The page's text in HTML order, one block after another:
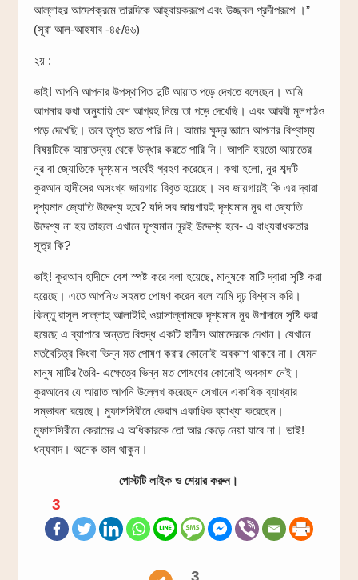
আল্লাহর আদেশক্রমে তারদিকে আহ্বায়করূপে এবং উজ্জ্বল প্রদীপরূপে ।”
(সূরা আল-আহযাব -৪৫/৪৬)
২য় :
ভাই! আপনি আপনার উপস্থাপিত দুটি আয়াত পড়ে দেখতে বলেছেন। আমি
আপনার কথা অনুযায়ি বেশ আগ্রহ নিয়ে তা পড়ে দেখেছি। এবং আরবী মূলপাঠও
পড়ে দেখেছি। তবে তৃপ্ত হতে পারি নি। আমার ক্ষুদ্র জ্ঞানে আপনার বিশ্বাস্য
বিষয়টিকে আয়াতদ্বয় থেকে উদ্ধার করতে পারি নি। আপনি হয়তো আয়াতের
নূর বা জ্যোতিকে দৃশ্যমান অর্থেই গ্রহণ করেছেন। কথা হলো, নূর শব্দটি
কুরআন হাদীসের অসংখ্য জায়গায় বিবৃত হয়েছে। সব জায়গায়ই কি এর দ্বারা
দৃশ্যমান জ্যোতি উদ্দেশ্য হবে? যদি সব জায়গায়ই দৃশ্যমান নূর বা জ্যোতি
উদ্দেশ্য না হয় তাহলে এখানে দৃশ্যমান নূরই উদ্দেশ্য হবে- এ বাধ্যবাধকতার
সূত্র কি?
ভাই‍! কুরআন হাদীসে বেশ স্পষ্ট করে বলা হয়েছে, মানুষকে মাটি দ্বারা সৃষ্টি করা
হয়েছে। এতে আপনিও সহমত পোষণ করেন বলে আমি দৃঢ় বিশ্বাস করি।
কিন্তু রাসূল সাল্লাহু আলাইহি ওয়াসাল্লামকে দৃশ্যমান নূর উপাদানে সৃষ্টি করা
হয়েছে এ ব্যাপারে অন্তত বিশুদ্ধ একটি হাদীস আমাদেরকে দেখান। যেখানে
মতবৈচিত্র কিংবা ভিন্ন মত পোষণ করার কোনোই অবকাশ থাকবে না। যেমন
মানুষ মাটির তৈরি- এক্ষেত্রে ভিন্ন মত পোষণের কোনোই অবকাশ নেই।
কুরআনের যে আয়াত আপনি উল্লেখ করেছেন সেখানে একাধিক ব্যাখ্যার
সম্ভাবনা রয়েছে। মুফাসসিরীনে কেরাম একাধিক ব্যাখ্যা করেছেন।
মুফাসসিরীনে কেরামের এ অধিকারকে তো আর কেড়ে নেয়া যাবে না। ভাই!
ধন্যবাদ। অনেক ভাল থাকুন।
পোস্টটি লাইক ও শেয়ার করুন।
3
3